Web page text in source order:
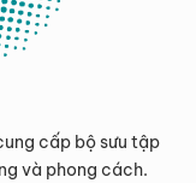
cấp bộ sưu tập
và phong cách.